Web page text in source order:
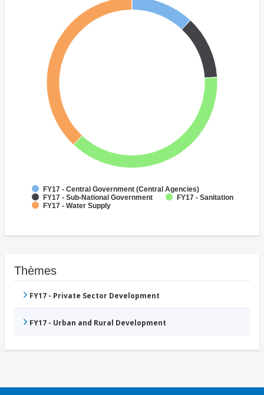
FY17 - Central Government (Central Agencies)
FY17 - Sub-National Government
FY17 - Sanitation
FY17 - Water Supply
Thèmes
FY17 - Private Sector Development
FY17 - Urban and Rural Development